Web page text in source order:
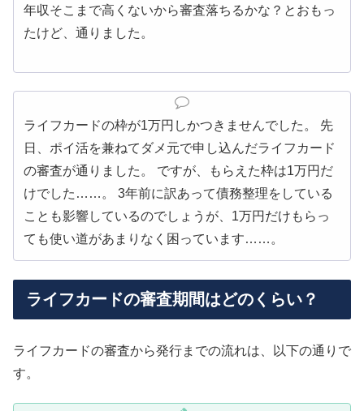
年収そこまで高くないから審査落ちるかな？とおもっ
たけど、通りました。
ライフカードの枠が1万円しかつきませんでした。 先
日、ポイ活を兼ねてダメ元で申し込んだライフカード
の審査が通りました。 ですが、もらえた枠は1万円だ
けでした……。 3年前に訳あって債務整理をしている
ことも影響しているのでしょうが、1万円だけもらっ
ても使い道があまりなく困っています……。
ライフカードの審査期間はどのくらい？
ライフカードの審査から発行までの流れは、以下の通りで
す。